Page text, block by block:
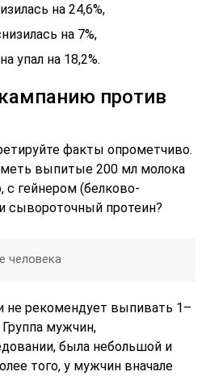
на 24,6%,
на 7%,
упал на 18,2%.
против
факты опрометчиво.
выпитые 200 мл молока
с гейнером (белково-
сывороточный протеин?
человека
не рекомендует выпивать 1–
Группа мужчин,
была небольшой и
того, у мужчин вначале